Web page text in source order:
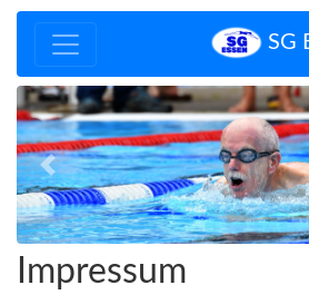
SG
Zurück
Impressum